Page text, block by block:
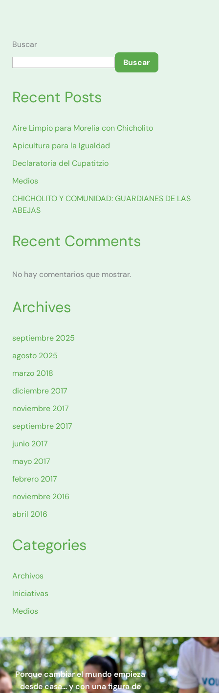
Buscar
Buscar
Recent Posts
Aire Limpio para Morelia con Chicholito
Apicultura para la Igualdad
Declaratoria del Cupatitzio
Medios
CHICHOLITO Y COMUNIDAD: GUARDIANES DE LAS
ABEJAS
Recent Comments
No hay comentarios que mostrar.
Archives
septiembre 2025
agosto 2025
marzo 2018
diciembre 2017
noviembre 2017
septiembre 2017
junio 2017
mayo 2017
febrero 2017
noviembre 2016
abril 2016
Categories
Archivos
Iniciativas
Medios
Porque cambiar el mundo empieza
desde casa… y con una figura de